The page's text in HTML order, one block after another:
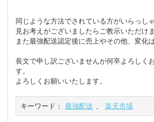
同じような方法でされている方がいらっし
見お考えがございましたらご教示いただけ
また最強配送認定後に売上やその他、変化
長文で申し訳ございませんが何卒よろしく
す。
よろしくお願いいたします。
キーワード： 最強配送 、 楽天市場